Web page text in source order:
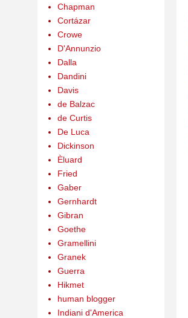
Chapman
Cortázar
Crowe
D'Annunzio
Dalla
Dandini
Davis
de Balzac
de Curtis
De Luca
Dickinson
Èluard
Fried
Gaber
Gernhardt
Gibran
Goethe
Gramellini
Granek
Guerra
Hikmet
human blogger
Indiani d'America